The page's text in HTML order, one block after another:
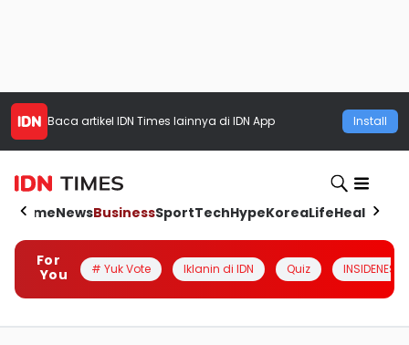
Baca artikel IDN Times lainnya di IDN App Install
HomeNewsBusinessSportTechHypeKoreaLifeHealth
For
You
# Yuk Vote Iklanin di IDN Quiz INSIDENESIA